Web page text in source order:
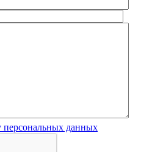
персональных данных